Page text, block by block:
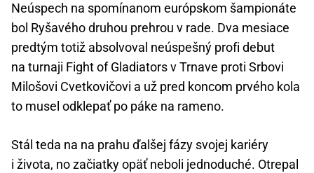
Neúspech na spomínanom európskom šampionáte
bol Ryšavého druhou prehrou v rade. Dva mesiace
predtým totiž absolvoval neúspešný profi debut
na turnaji Fight of Gladiators v Trnave proti Srbovi
Milošovi Cvetkovičovi a už pred koncom prvého kola
to musel odklepať po páke na rameno.
Stál teda na na prahu ďalšej fázy svojej kariéry
i života, no začiatky opäť neboli jednoduché. Otrepal